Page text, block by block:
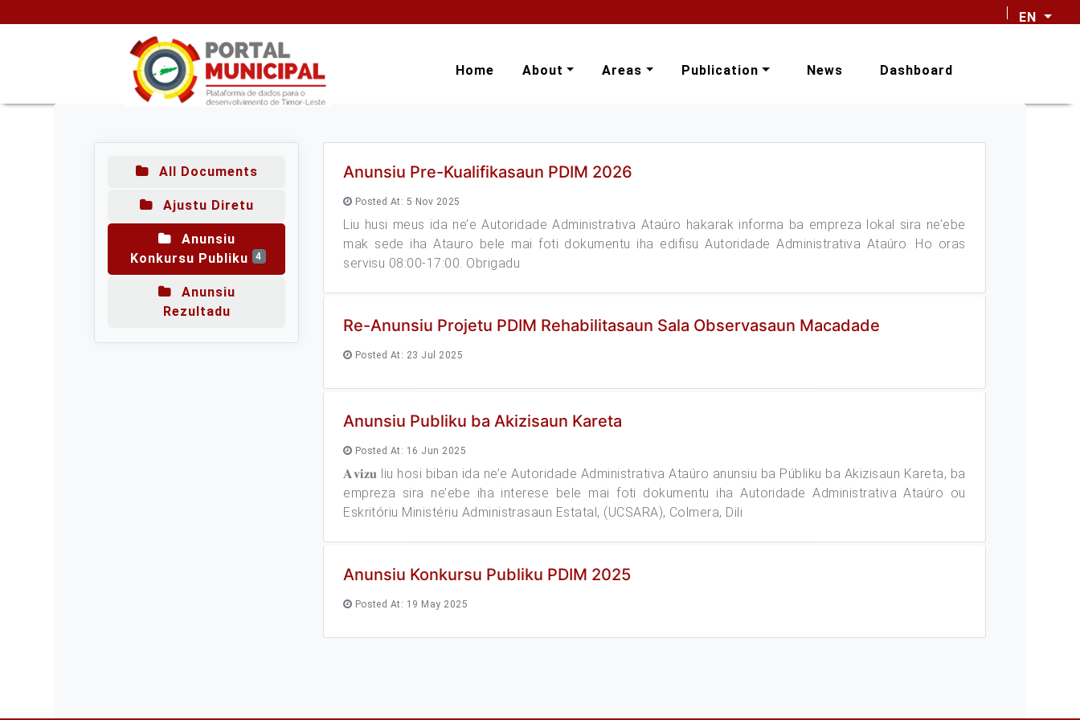
EN
Home About Areas Publication News Dashboard
All Documents
Ajustu Diretu
Anunsiu
Konkursu Publiku
4
Anunsiu
Rezultadu
Anunsiu Pre-Kualifikasaun PDIM 2026
Posted At: 5 Nov 2025
Liu husi meus ida ne’e Autoridade Administrativa Ataúro hakarak informa ba empreza lokal sira ne’ebe
mak sede iha Atauro bele mai foti dokumentu iha edifisu Autoridade Administrativa Ataúro. Ho oras
servisu 08:00-17:00. Obrigadu
Re-Anunsiu Projetu PDIM Rehabilitasaun Sala Observasaun Macadade
Posted At: 23 Jul 2025
Anunsiu Publiku ba Akizisaun Kareta
Posted At: 16 Jun 2025
𝐀𝐯𝐢𝐳𝐮 liu hosi biban ida ne’e Autoridade Administrativa Ataúro anunsiu ba Públiku ba Akizisaun Kareta, ba
empreza sira ne’ebe iha interese bele mai foti dokumentu iha Autoridade Administrativa Ataúro ou
Eskritóriu Ministériu Administrasaun Estatal, (UCSARA), Colmera, Dili
Anunsiu Konkursu Publiku PDIM 2025
Posted At: 19 May 2025